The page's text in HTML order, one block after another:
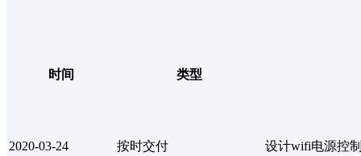
时间 类型
2020-03-24 按时交付 设计wifi电源控